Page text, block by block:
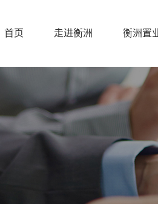
首页 走进衡洲 衡洲置